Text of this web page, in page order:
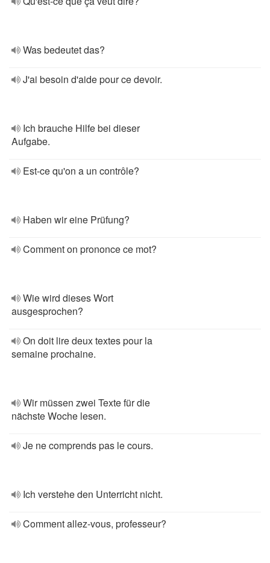
Was bedeutet das?
J'ai besoin d'aide pour ce devoir.
Ich brauche Hilfe bei dieser
Aufgabe.
Est-ce qu'on a un contrôle?
Haben wir eine Prüfung?
Comment on prononce ce mot?
Wie wird dieses Wort
ausgesprochen?
On doit lire deux textes pour la
semaine prochaine.
Wir müssen zwei Texte für die
nächste Woche lesen.
Je ne comprends pas le cours.
Ich verstehe den Unterricht nicht.
Comment allez-vous, professeur?